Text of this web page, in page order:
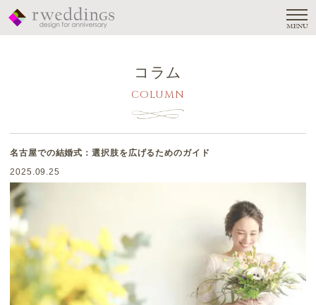
MENU
コラム
COLUMN
名古屋での結婚式：選択肢を広げるためのガイド
2025.09.25